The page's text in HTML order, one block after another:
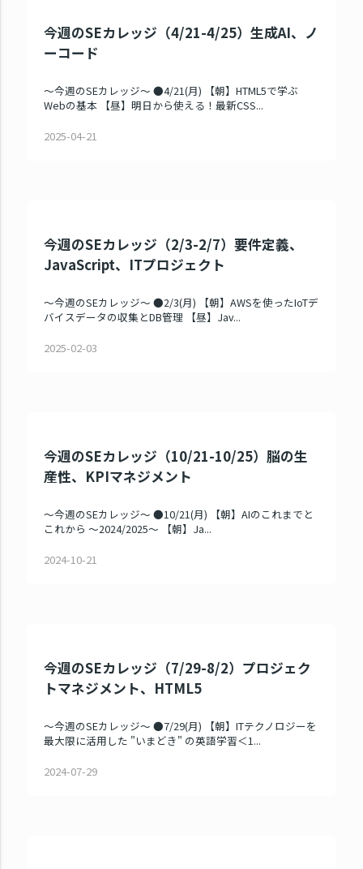
今週のSEカレッジ（4/21-4/25）生成AI、ノ
ーコード
～今週のSEカレッジ～ ●4/21(月) 【朝】HTML5で学ぶ
Webの基本 【昼】明日から使える！最新CSS...
2025-04-21
今週のSEカレッジ（2/3-2/7）要件定義、
JavaScript、ITプロジェクト
～今週のSEカレッジ～ ●2/3(月) 【朝】AWSを使ったIoTデ
バイスデータの収集とDB管理 【昼】Jav...
2025-02-03
今週のSEカレッジ（10/21-10/25）脳の生
産性、KPIマネジメント
～今週のSEカレッジ～ ●10/21(月) 【朝】AIのこれまでと
これから ～2024/2025～ 【朝】Ja...
2024-10-21
今週のSEカレッジ（7/29-8/2）プロジェク
トマネジメント、HTML5
～今週のSEカレッジ～ ●7/29(月) 【朝】ITテクノロジーを
最大限に活用した "いまどき" の英語学習＜1...
2024-07-29